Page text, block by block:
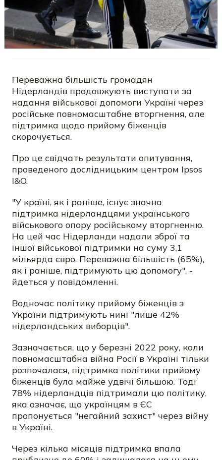
Переважна більшість громадян
Нідерландів продовжують виступати за
надання військової допомоги Україні через
російське повномасштабне вторгнення, але
підтримка щодо прийому біженців
скорочується.
Про це свідчать результати опитування,
проведеного дослідницьким центром Ipsos
I&O.
"У країні, як і раніше, існує значна
підтримка нідерландцями українського
військового опору російському вторгненню.
На цей час Нідерланди надали зброї та
іншої військової підтримки на суму 3,1
мільярда євро. Переважна більшість (65%),
як і раніше, підтримують цю допомогу", -
йдеться у повідомленні.
Водночас політику прийому біженців з
України підтримують нині "лише 42%
нідерландських виборців".
Зазначається, що у березні 2022 року, коли
повномасштабна війна Росії в Україні тільки
розпочалася, підтримка політики прийому
біженців була майже удвічі більшою. Тоді
78% нідерландців підтримали цю політику,
яка означає, що українцям в ЄС
пропонується "негайний захист" через війну
в Україні.
Через кілька місяців підтримка впала